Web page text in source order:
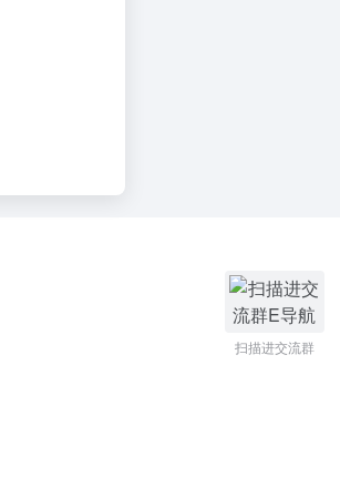
扫描进交流群